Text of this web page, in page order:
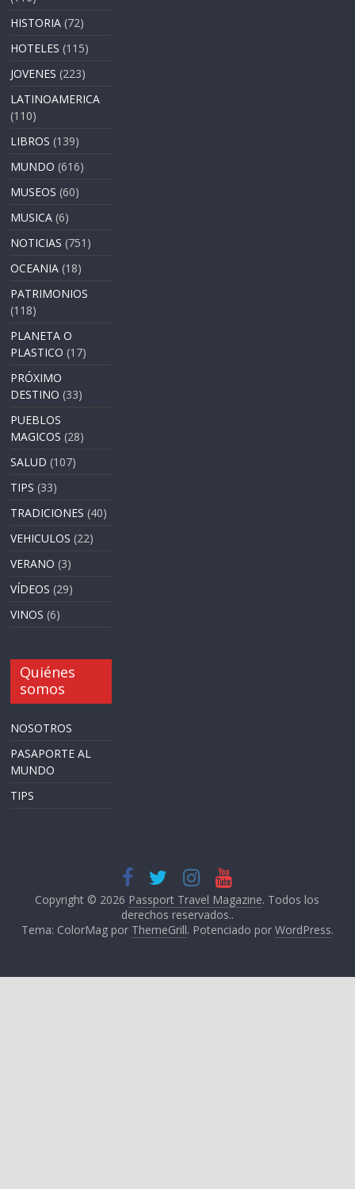
HISTORIA (72)
HOTELES (115)
JOVENES (223)
LATINOAMERICA
(110)
LIBROS (139)
MUNDO (616)
MUSEOS (60)
MUSICA (6)
NOTICIAS (751)
OCEANIA (18)
PATRIMONIOS
(118)
PLANETA O
PLASTICO (17)
PRÓXIMO
DESTINO (33)
PUEBLOS
MAGICOS (28)
SALUD (107)
TIPS (33)
TRADICIONES (40)
VEHICULOS (22)
VERANO (3)
VÍDEOS (29)
VINOS (6)
Quiénes
somos
NOSOTROS
PASAPORTE AL
MUNDO
TIPS
Copyright © 2026 Passport Travel Magazine. Todos los
derechos reservados..
Tema: ColorMag por ThemeGrill. Potenciado por WordPress.